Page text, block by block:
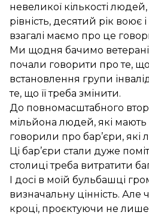
невеликої кількості
рівність, десятий рік воює
взагалі маємо про це
Ми щодня бачимо
почали говорити про те,
встановлення групи
те, що її треба змінити.
До повномасштабного
мільйона людей, які мають
говорили про бар’єри, які
Ці бар’єри стали дуже
столиці треба витратити
І досі в моїй бульбашці
визначальну цінність.
кроці, проєктуючи не